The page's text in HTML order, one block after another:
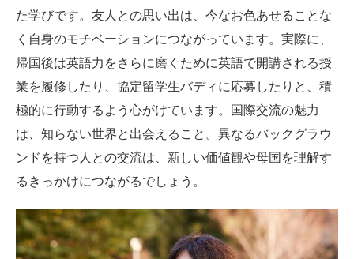
た学びです。友人との思い出は、今なお色あせることな
く自身のモチベーションにつながっています。実際に、
帰国後は英語力をさらに磨くために英語で開講される授
業を履修したり、協定留学生バディに応募したりと、積
極的に行動するよう心がけています。国際交流の魅力
は、知らない世界と出会えること。異なるバックグラウ
ンドを持つ人との交流は、新しい価値観や母国を理解す
るきっかけにつながるでしょう。